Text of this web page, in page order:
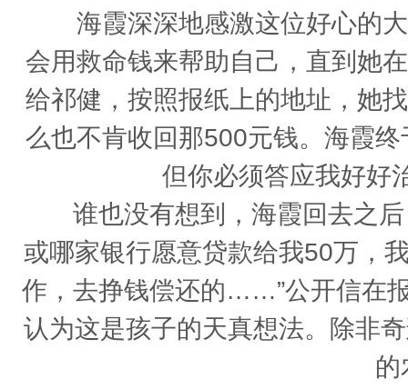
海霞深深地感激这位好心的大
会用救命钱来帮助自己，直到她
给祁健，按照报纸上的地址，她
么也不肯收回那500元钱。海霞
但你必须答应我好好
谁也没有想到，海霞回去之后
或哪家银行愿意贷款给我50万，
作，去挣钱偿还的……”公开信在
认为这是孩子的天真想法。除非
的